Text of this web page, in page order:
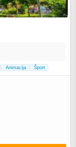
Animacija Šport